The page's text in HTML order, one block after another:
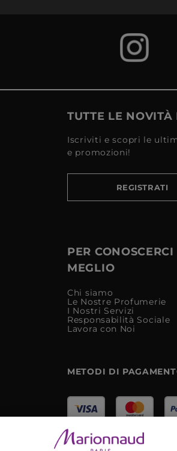
TUTTE LE
Iscriviti e scopri le
e promozioni!
REGISTRATI
PER CONOSCERCI
MEGLIO
Chi siamo
Le Nostre Profumerie
I Nostri Servizi
Responsabilità Sociale
Lavora con Noi
METODI DI
Marionnaud